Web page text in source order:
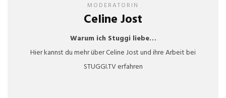
MODERATORIN
Celine Jost
Warum ich Stuggi liebe…
Hier kannst du mehr über Celine Jost und ihre Arbeit bei
STUGGI.TV erfahren